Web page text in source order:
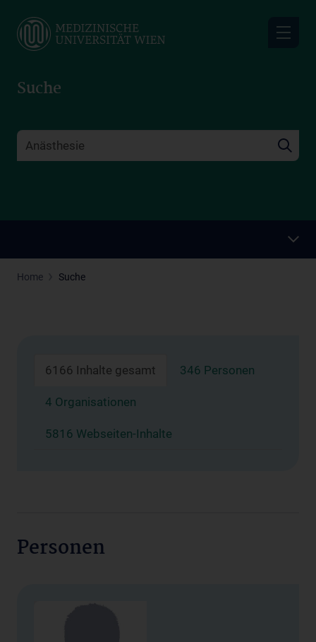
main
Suche
Home Suche
6166 Inhalte gesamt 346 Personen
4 Organisationen
5816 Webseiten-Inhalte
Personen